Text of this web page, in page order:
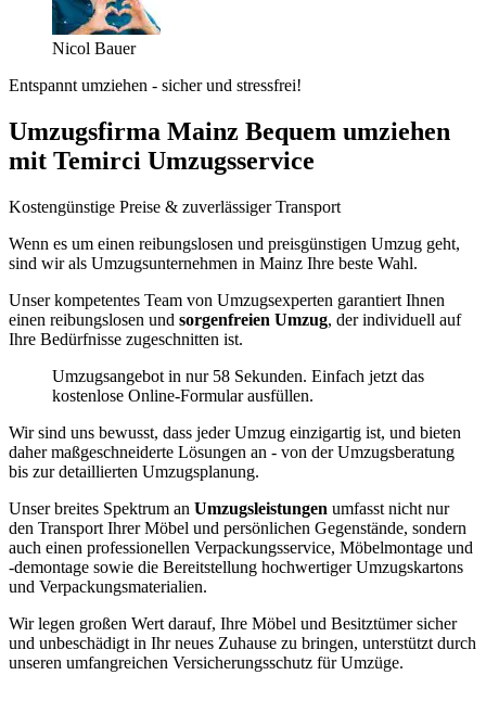
Nicol Bauer
Entspannt umziehen - sicher und stressfrei!
Umzugsfirma Mainz Bequem umziehen
mit Temirci Umzugsservice
Kostengünstige Preise & zuverlässiger Transport
Wenn es um einen reibungslosen und preisgünstigen Umzug geht,
sind wir als Umzugsunternehmen in Mainz Ihre beste Wahl.
Unser kompetentes Team von Umzugsexperten garantiert Ihnen
einen reibungslosen und sorgenfreien Umzug, der individuell auf
Ihre Bedürfnisse zugeschnitten ist.
Umzugsangebot in nur 58 Sekunden. Einfach jetzt das
kostenlose Online-Formular ausfüllen.
Wir sind uns bewusst, dass jeder Umzug einzigartig ist, und bieten
daher maßgeschneiderte Lösungen an - von der Umzugsberatung
bis zur detaillierten Umzugsplanung.
Unser breites Spektrum an Umzugsleistungen umfasst nicht nur
den Transport Ihrer Möbel und persönlichen Gegenstände, sondern
auch einen professionellen Verpackungsservice, Möbelmontage und
-demontage sowie die Bereitstellung hochwertiger Umzugskartons
und Verpackungsmaterialien.
Wir legen großen Wert darauf, Ihre Möbel und Besitztümer sicher
und unbeschädigt in Ihr neues Zuhause zu bringen, unterstützt durch
unseren umfangreichen Versicherungsschutz für Umzüge.